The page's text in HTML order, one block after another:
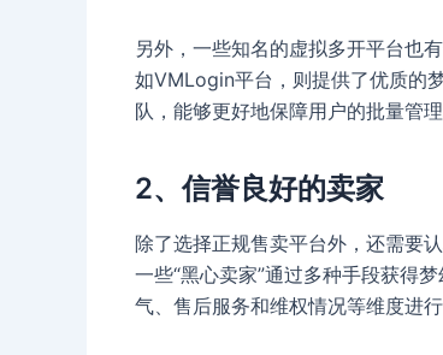
另外，一些知名的虚拟多开平台也
如VMLogin平台，则提供了优质的
队，能够更好地保障用户的批量管理
2、信誉良好的卖家
除了选择正规售卖平台外，还需要
一些“黑心卖家”通过多种手段获得
气、售后服务和维权情况等维度进